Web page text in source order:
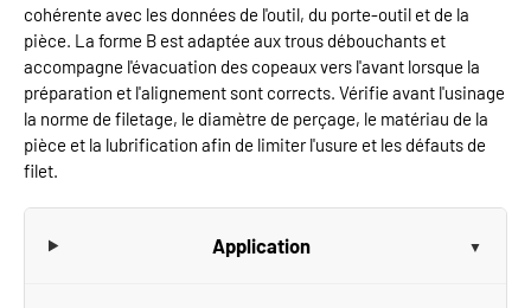
cohérente avec les données de l'outil, du porte-outil et de la
pièce. La forme B est adaptée aux trous débouchants et
accompagne l'évacuation des copeaux vers l'avant lorsque la
préparation et l'alignement sont corrects. Vérifie avant l'usinage
la norme de filetage, le diamètre de perçage, le matériau de la
pièce et la lubrification afin de limiter l'usure et les défauts de
filet.
Application